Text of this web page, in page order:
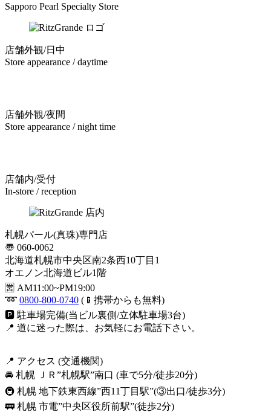
Sapporo Pearl Specialty Store
店舗外観/日中
Store appearance / daytime
店舗外観/夜間
Store appearance / night time
店舗内/受付
In-store / reception
札幌パール(真珠)専門店
〠 060-0062
北海道札幌市中央区南2条西10丁目1
オエノン北海道ビル1階
🈺 AM11:00~PM19:00
➿ 0800-800-0740 (📱携帯からも無料)
🅿️ 駐車場完備(当ビル裏側/立体駐車場3台)
📍 道に迷った際は、お気軽にお電話下さい。
📍 アクセス (交通機関)
🚘 札幌 ＪＲ”札幌駅”南口 (車で5分/徒歩20分)
🚇 札幌 地下鉄東西線”西11丁目駅”(③出口/徒歩3分)
🚃 札幌 市電”中央区役所前駅”(徒歩2分)